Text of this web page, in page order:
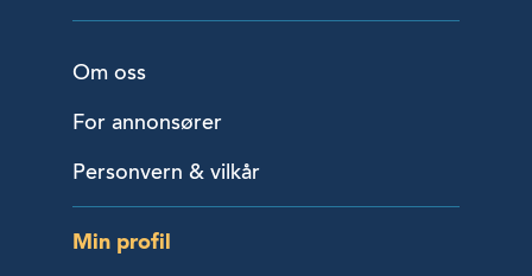
Om oss
For annonsører
Personvern & vilkår
Min profil